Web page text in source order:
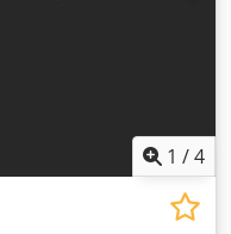
1 /4